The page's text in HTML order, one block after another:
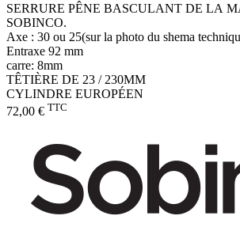
SERRURE PÊNE BASCULANT DE LA
SOBINCO.
Axe : 30 ou 25(sur la photo du shema
Entraxe 92 mm
carre: 8mm
TÊTIÈRE DE 23 / 230MM
CYLINDRE EUROPÉEN
72,00 € TTC